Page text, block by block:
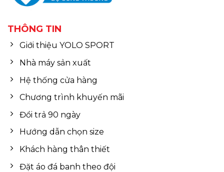
THÔNG TIN
Giới thiệu YOLO SPORT
Nhà máy sản xuất
Hệ thống cửa hàng
Chương trình khuyến mãi
Đổi trả 90 ngày
Hướng dẫn chọn size
Khách hàng thân thiết
Đặt áo đá banh theo đội